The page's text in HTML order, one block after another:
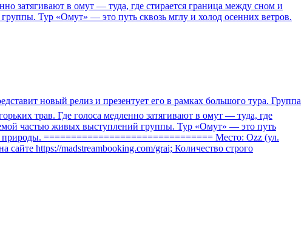
затягивают в омут — туда, где стирается граница между сном и
Тур «Омут» — это путь сквозь мглу и холод осенних ветров.
новый релиз и презентует его в рамках большого тура. Группа
трав. Где голоса медленно затягивают в омут — туда, где
частью живых выступлений группы. Тур «Омут» — это путь
природы. =============================== Место: Ozz (ул.
https://madstreambooking.com/grai; Количество строго